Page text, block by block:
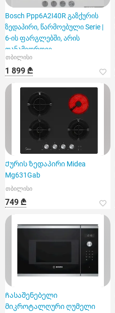
Bosch Ppp6A2I40R გაზქურის
ზედაპირი, წარმოებული Serie |
6-ის ფარგლებში, არის
თანამედროვე
თბილისი
1 899 ₾
Ქურის ზედაპირი Midea
Mg631Gab
თბილისი
749 ₾
Ჩასაშენებელი
მიკროტალღური ღუმელი